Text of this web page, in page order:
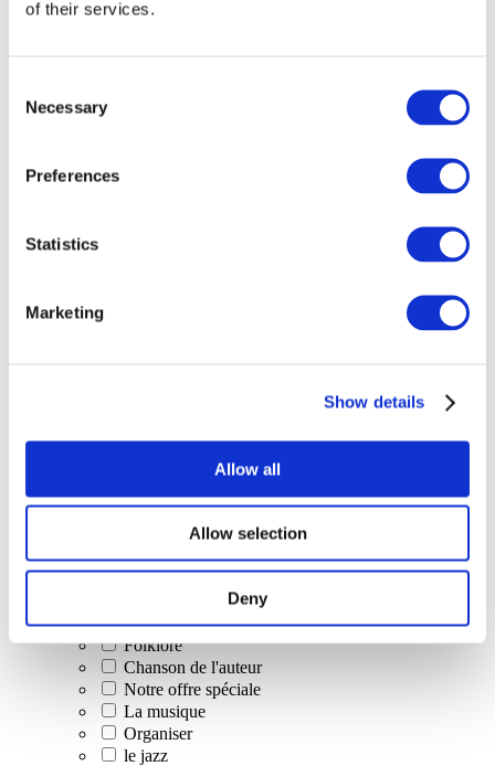
of their services.
Selection
Necessary
Preferences
Statistics
Marketing
Show details
Allow all
Allow selection
Deny
Concerts
Musique classique
Musique pop
Musique rock
Musique israélienne
Folklore
Chanson de l'auteur
Notre offre spéciale
La musique
Organiser
le jazz